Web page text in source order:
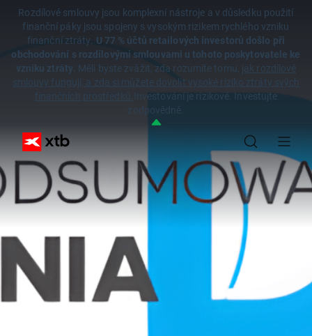
Rozdílové smlouvy jsou komplexní nástroje a v důsledku použití
finanční páky jsou spojeny s vysokým rizikem rychlého vzniku
finanční ztráty. U 77 % účtů retailových investorů došlo při
obchodování s rozdílovými smlouvami u tohoto poskytovatele ke
vzniku ztráty. Měli byste zvážit, zda rozumíte tomu, jak rozdílové
smlouvy fungují, a zda si můžete dovolit vysoké riziko ztráty svých
finančních prostředků.
Investování je rizikové. Investujte
zodpovědně.